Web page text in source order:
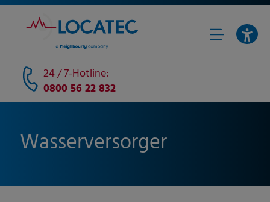
24 / 7-Hotline:
0800 56 22 832
Wasserversorger